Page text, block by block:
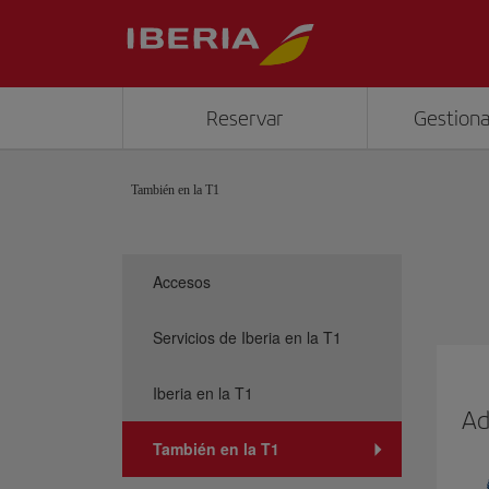
Reservar
También en la T1
Accesos
Servicios de Iberia en la T1
Iberia en la T1
También en la T1